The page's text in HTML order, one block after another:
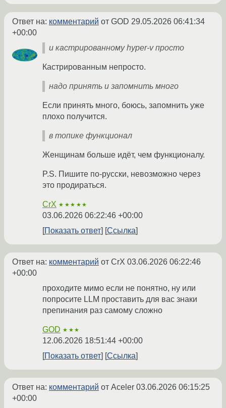
Ответ на: комментарий от GOD 29.05.2026 06:41:34
+00:00
и кастрированному hyper-v просто
Кастрированным непросто.
надо принять и запомнить много
Если принять много, боюсь, запомнить уже
плохо получится.
в топике функционал
Женщинам больше идёт, чем функционалу.
P.S. Пишите по-русски, невозможно через
это продираться.
CrX ★★★★★
03.06.2026 06:22:46 +00:00
Показать ответ
Ссылка
Ответ на: комментарий от CrX 03.06.2026 06:22:46
+00:00
проходите мимо если не понятно, ну или
попросите LLM проставить для вас знаки
препинания раз самому сложно
GOD ★★★
12.06.2026 18:51:44 +00:00
Показать ответ
Ссылка
Ответ на: комментарий от Aceler 03.06.2026 06:15:25
+00:00